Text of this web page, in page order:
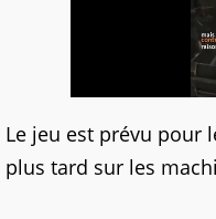
Le jeu est prévu pour
plus tard sur les